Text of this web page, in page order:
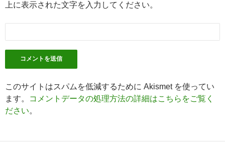
上に表示された文字を入力してください。
このサイトはスパムを低減するために Akismet を使ってい
ます。
コメントデータの処理方法の詳細はこちらをご覧く
ださい。